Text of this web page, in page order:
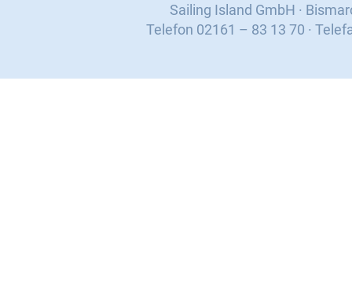
Sailing Island GmbH ·
Telefon 02161 – 83 13 70 ·